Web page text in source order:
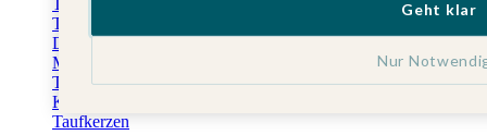
Taufkarten
Taufeinladungen
Dankeskarten Taufe
Menükarten Taufe
Tischkarten Taufe
Kirchenheft Taufe
Taufkerzen
Nur
Geht klar